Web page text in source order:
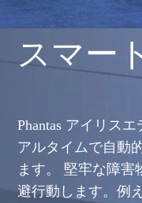
スマー
Phantas アイリス
アルタイムで自動
ます。 堅牢な障
避行動します。例